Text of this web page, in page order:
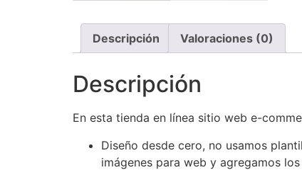
Descripción Valoraciones (0)
Descripción
En esta tienda en línea sitio web e-
Diseño desde cero, no usamos
imágenes para web y agregamos